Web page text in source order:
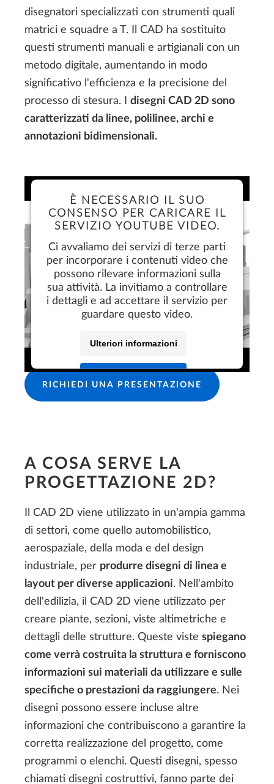
disegnatori specializzati con strumenti quali
matrici e squadre a T. Il CAD ha sostituito
questi strumenti manuali e artigianali con un
metodo digitale, aumentando in modo
significativo l'efficienza e la precisione del
processo di stesura. I disegni CAD 2D sono
caratterizzati da linee, polilinee, archi e
annotazioni bidimensionali.
È NECESSARIO IL SUO
CONSENSO PER CARICARE IL
SERVIZIO YOUTUBE VIDEO.
Ci avvaliamo dei servizi di terze parti
per incorporare i contenuti video che
possono rilevare informazioni sulla
sua attività. La invitiamo a controllare
i dettagli e ad accettare il servizio per
guardare questo video.
Ulteriori informazioni
Accetta
PROVA GRATUITA
RICHIEDI UNA PRESENTAZIONE
A COSA SERVE LA
PROGETTAZIONE 2D?
Il CAD 2D viene utilizzato in un'ampia gamma
di settori, come quello automobilistico,
aerospaziale, della moda e del design
industriale, per produrre disegni di linea e
layout per diverse applicazioni. Nell'ambito
dell'edilizia, il CAD 2D viene utilizzato per
creare piante, sezioni, viste altimetriche e
dettagli delle strutture. Queste viste spiegano
come verrà costruita la struttura e forniscono
informazioni sui materiali da utilizzare e sulle
specifiche o prestazioni da raggiungere. Nei
disegni possono essere incluse altre
informazioni che contribuiscono a garantire la
corretta realizzazione del progetto, come
programmi o elenchi. Questi disegni, spesso
chiamati disegni costruttivi, fanno parte dei